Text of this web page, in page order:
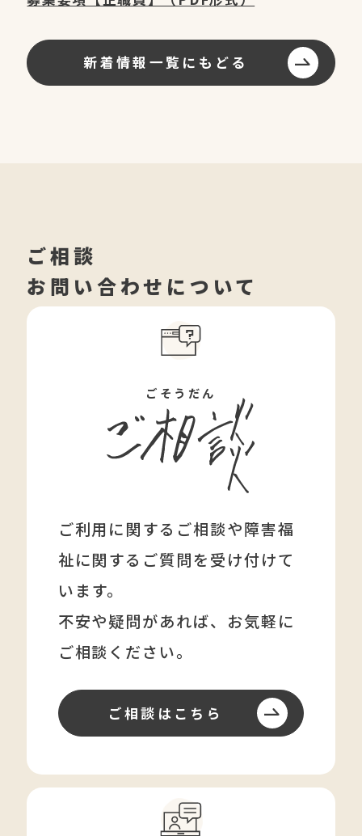
新着情報一覧にもどる
ご相談
お問い合わせについて
ごそうだん
ご利用に関するご相談や障害福
祉に関する ご質問を受け付けて
います。
不安や疑問があれば、 お気軽に
ご相談ください。
ご相談はこちら